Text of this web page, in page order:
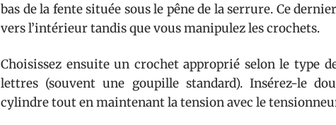
bas de la fente située sous le pêne de la serrure. Ce
vers l’intérieur tandis que vous manipulez les crochets.
Choisissez ensuite un crochet approprié selon le type
lettres (souvent une goupille standard). Insérez-le
cylindre tout en maintenant la tension avec le